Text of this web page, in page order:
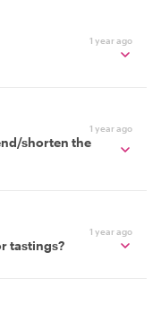
1 year ago
1 year ago
shorten the
1 year ago
tastings?